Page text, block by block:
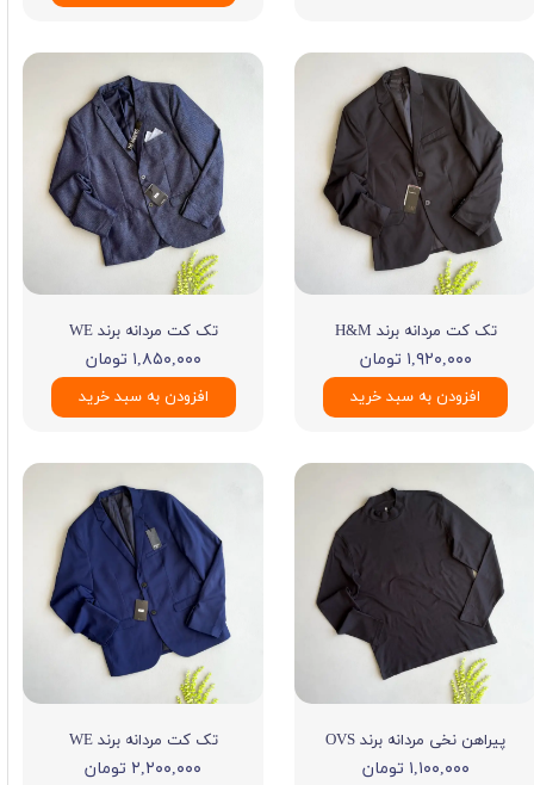
تک کت مردانه برند H&M
۱,۹۲۰,۰۰۰ تومان
افزودن به سبد خرید
تک کت مردانه برند WE
۱,۸۵۰,۰۰۰ تومان
افزودن به سبد خرید
پیراهن نخی مردانه برند OVS
۱,۱۰۰,۰۰۰ تومان
تک کت مردانه برند WE
۲,۲۰۰,۰۰۰ تومان